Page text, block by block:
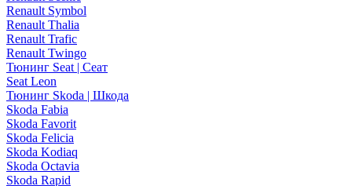
Renault Symbol
Renault Thalia
Renault Trafic
Renault Twingo
Тюнинг Seat | Сеат
Seat Leon
Тюнинг Skoda | Шкода
Skoda Fabia
Skoda Favorit
Skoda Felicia
Skoda Kodiaq
Skoda Octavia
Skoda Rapid